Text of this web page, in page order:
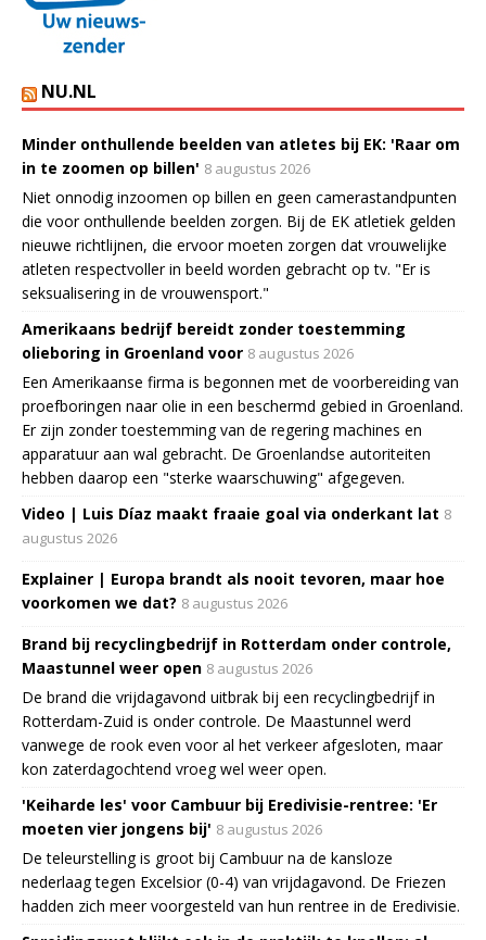
NU.NL
Minder onthullende beelden van atletes bij EK: 'Raar om
in te zoomen op billen' 8 augustus 2026
Niet onnodig inzoomen op billen en geen camerastandpunten
die voor onthullende beelden zorgen. Bij de EK atletiek gelden
nieuwe richtlijnen, die ervoor moeten zorgen dat vrouwelijke
atleten respectvoller in beeld worden gebracht op tv. "Er is
seksualisering in de vrouwensport."
Amerikaans bedrijf bereidt zonder toestemming
olieboring in Groenland voor 8 augustus 2026
Een Amerikaanse firma is begonnen met de voorbereiding van
proefboringen naar olie in een beschermd gebied in Groenland.
Er zijn zonder toestemming van de regering machines en
apparatuur aan wal gebracht. De Groenlandse autoriteiten
hebben daarop een "sterke waarschuwing" afgegeven.
Video | Luis Díaz maakt fraaie goal via onderkant lat 8
augustus 2026
Explainer | Europa brandt als nooit tevoren, maar hoe
voorkomen we dat? 8 augustus 2026
Brand bij recyclingbedrijf in Rotterdam onder controle,
Maastunnel weer open 8 augustus 2026
De brand die vrijdagavond uitbrak bij een recyclingbedrijf in
Rotterdam-Zuid is onder controle. De Maastunnel werd
vanwege de rook even voor al het verkeer afgesloten, maar
kon zaterdagochtend vroeg wel weer open.
'Keiharde les' voor Cambuur bij Eredivisie-rentree: 'Er
moeten vier jongens bij' 8 augustus 2026
De teleurstelling is groot bij Cambuur na de kansloze
nederlaag tegen Excelsior (0-4) van vrijdagavond. De Friezen
hadden zich meer voorgesteld van hun rentree in de Eredivisie.